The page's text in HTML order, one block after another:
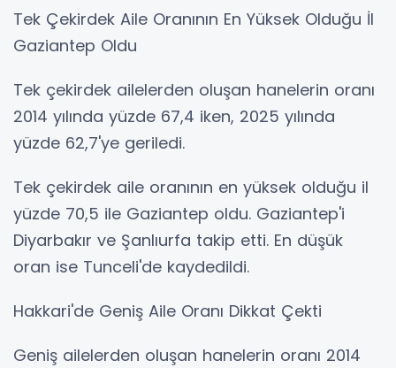
Tek Çekirdek Aile Oranının En Yüksek Olduğu İl
Gaziantep Oldu
Tek çekirdek ailelerden oluşan hanelerin oranı
2014 yılında yüzde 67,4 iken, 2025 yılında
yüzde 62,7'ye geriledi.
Tek çekirdek aile oranının en yüksek olduğu il
yüzde 70,5 ile Gaziantep oldu. Gaziantep'i
Diyarbakır ve Şanlıurfa takip etti. En düşük
oran ise Tunceli'de kaydedildi.
Hakkari'de Geniş Aile Oranı Dikkat Çekti
Geniş ailelerden oluşan hanelerin oranı 2014